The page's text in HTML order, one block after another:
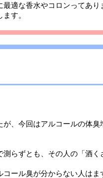
適な香水やコロンってあり
す。
、今回はアルコールの体臭
らずとも、その人の「酒く
ール臭が分からない人はま